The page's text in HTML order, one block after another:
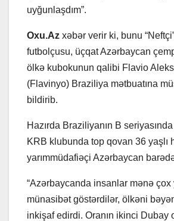
uyğunlaşdım”.
Oxu.Az xəbər verir ki, bunu
futbolçusu, üçqat Azərbaycan
ölkə kubokunun qalibi Flavio
(Flavinyo) Braziliya mətbuatına
bildirib.
Hazırda Braziliyanın B seriyasında
KRB klubunda top qovan 36 yaşlı
yarımmüdafiəçi Azərbaycan
“Azərbaycanda insanlar mənə çox
münasibət göstərdilər, ölkəni
inkişaf edirdi. Oranın ikinci Dubay